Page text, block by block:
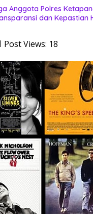
Anggota Polres
dan Kepastian
Post Views: 18